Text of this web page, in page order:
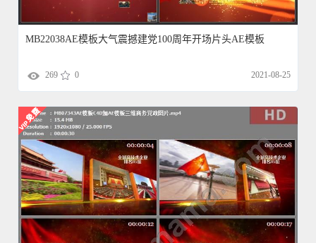
MB22038AE模板大气震撼建党100周年开场片头AE模板
269 0 2021-08-25